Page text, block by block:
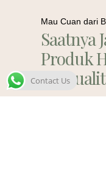
Mau Cuan dari
Saatnya
Produk
Contact Us